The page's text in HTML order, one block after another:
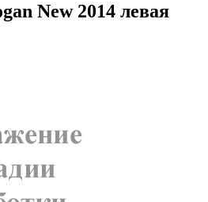
New 2014 левая